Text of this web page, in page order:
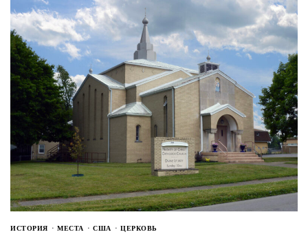
ИСТОРИЯ МЕСТА США ЦЕРКОВЬ